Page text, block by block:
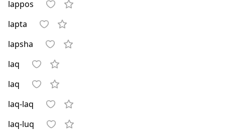
lappos
lapta
lapsha
laq
laq
laq-laq
laq-luq